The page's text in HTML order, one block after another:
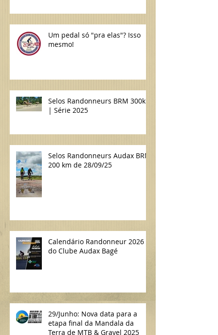
Um pedal só "pra elas"? Isso
mesmo!
Selos Randonneurs BRM 300km
| Série 2025
Selos Randonneurs Audax BRM
200 km de 28/09/25
Calendário Randonneur 2026
do Clube Audax Bagé
29/Junho: Nova data para a
etapa final da Mandala da
Terra de MTB & Gravel 2025